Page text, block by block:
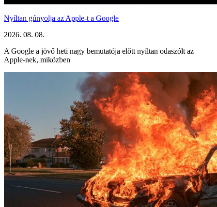
Nyíltan gúnyolja az Apple-t a Google
2026. 08. 08.
A Google a jövő heti nagy bemutatója előtt nyíltan odaszólt az
Apple-nek, miközben